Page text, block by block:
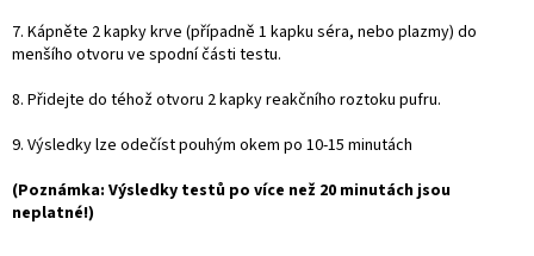
7. Kápněte 2 kapky krve (případně 1 kapku séra, nebo plazmy) do
menšího otvoru ve spodní části testu.
8. Přidejte do téhož otvoru 2 kapky reakčního roztoku pufru.
9. Výsledky lze odečíst pouhým okem po 10-15 minutách
(Poznámka: Výsledky testů po více než 20 minutách jsou
neplatné!)